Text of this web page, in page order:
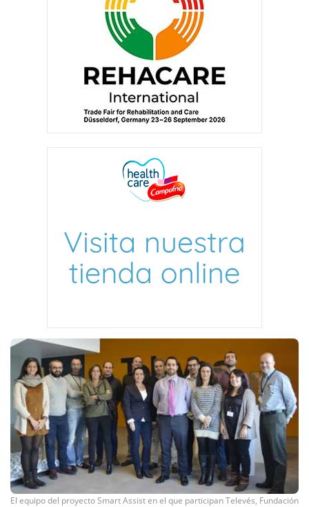
El equipo del proyecto Smart Assist en el que participan Televés, Fundación